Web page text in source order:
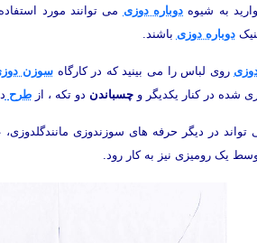
به شیوه دوباره دوزی می توانند مورد
دوباره دوزی باشند.
روی لباس را می بینید که در کارگاهسوزن
شده در کنار یکدیگر وچسباندن دو تکه ، ازطرح
در دیگر حرفه های سوزندوزی
یک رومیزی نیز به کار رود.